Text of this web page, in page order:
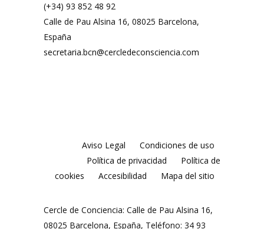
(+34) 93 852 48 92
Calle de Pau Alsina 16, 08025 Barcelona,
España
secretaria.bcn@cercledeconsciencia.com
Aviso Legal
Condiciones de uso
Política de privacidad
Política de
cookies
Accesibilidad Mapa del sitio
Cercle de Conciencia: Calle de Pau Alsina 16,
08025 Barcelona, España, Teléfono: 34 93